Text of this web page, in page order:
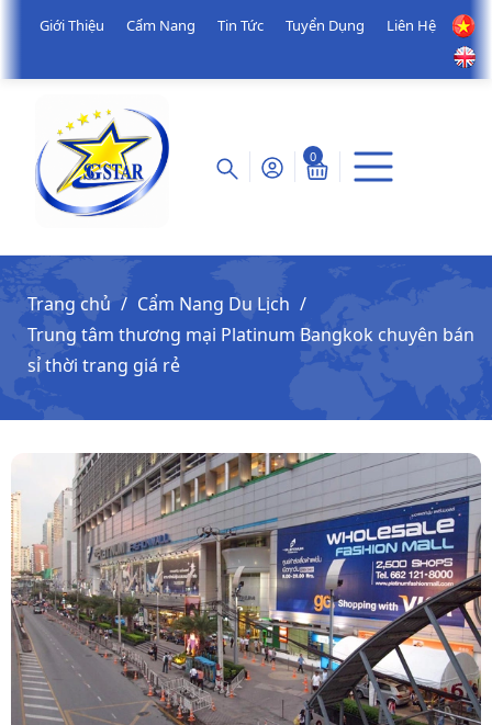
Giới Thiệu Cẩm Nang Tin Tức Tuyển Dụng Liên Hệ
0
Trang chủ
Cẩm Nang Du Lịch
Trung tâm thương mại Platinum Bangkok chuyên bán
sỉ thời trang giá rẻ